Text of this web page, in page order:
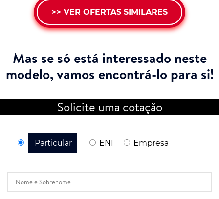
>> VER OFERTAS SIMILARES
Mas se só está interessado neste
modelo,vamos encontrá-lo para si!
Solicite uma cotação
Particular ENI Empresa